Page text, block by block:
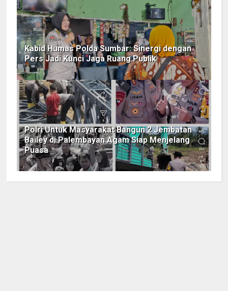
Kabid Humas Polda Sumbar: Sinergi dengan
Pers Jadi Kunci Jaga Ruang Publik
Polri Untuk Masyarakat Bangun 2 Jembatan
Bailey di Palembayan Agam Siap Menjelang
Puasa